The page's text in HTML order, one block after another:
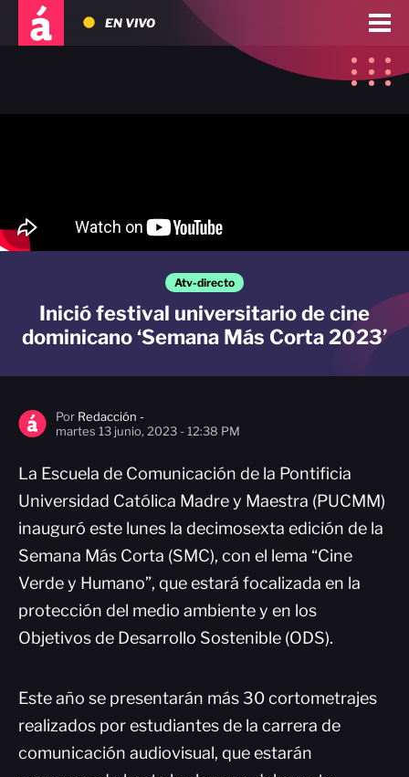
EN VIVO
Atv-directo
Inició festival universitario de cine
dominicano ‘Semana Más Corta 2023’
Por Redacción -
martes 13 junio, 2023 - 12:38 PM
La Escuela de Comunicación de la Pontificia
Universidad Católica Madre y Maestra (PUCMM)
inauguró este lunes la decimosexta edición de la
Semana Más Corta (SMC), con el lema “Cine
Verde y Humano”, que estará focalizada en la
protección del medio ambiente y en los
Objetivos de Desarrollo Sostenible (ODS).
Este año se presentarán más 30 cortometrajes
realizados por estudiantes de la carrera de
comunicación audiovisual, que estarán